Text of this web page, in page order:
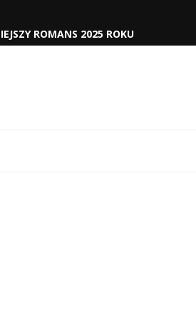
ROMANS 2025 ROKU